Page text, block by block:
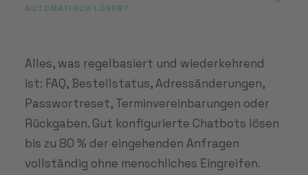
AUTOMATISCH LÖSEN?
Alles, was regelbasiert und wiederkehrend
ist: FAQ, Bestellstatus, Adressänderungen,
Passwortreset, Terminvereinbarungen oder
Rückgaben. Gut konfigurierte Chatbots lösen
bis zu 80 % der eingehenden Anfragen
vollständig ohne menschliches Eingreifen.